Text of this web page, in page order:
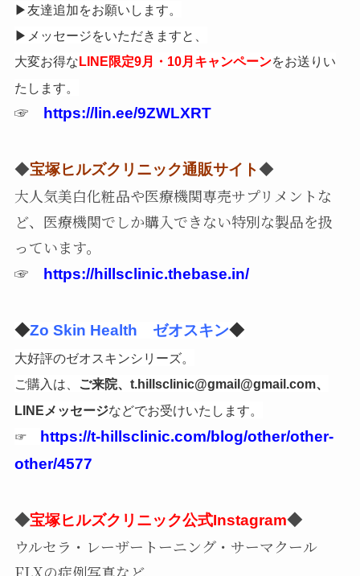
▶︎友達追加をお願いします。
▶︎メッセージをいただきますと、
大変お得な LINE限定9月・10月 キャンペーンをお送りい
たします。
☞ https://lin.ee/9ZWLXRT
◆宝塚ヒルズクリニック通販サイト◆
大人気美白化粧品や医療機関専売サプリメントな
ど、医療機関でしか購入できない特別な製品を扱
っています。
☞
https://hillsclinic.thebase.in/
◆Zo Skin Health ゼオスキン◆
大好評のゼオスキンシリーズ。
ご購入は、
ご来院、t.hillsclinic@gmail@gmail.com、
LINEメッセージなどでお受けいたします。
☞
https://t-hillsclinic.com/blog/other/other-
other/4577
◆宝塚ヒルズクリニック公式Instagram◆
ウルセラ・レーザートーニング・サーマクール
FLXの症例写真など、